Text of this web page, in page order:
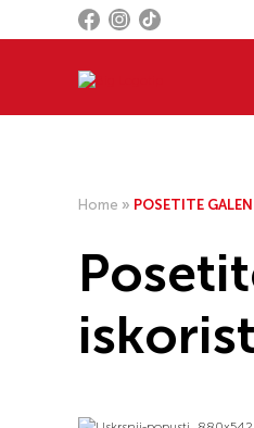
Home » POSETITE